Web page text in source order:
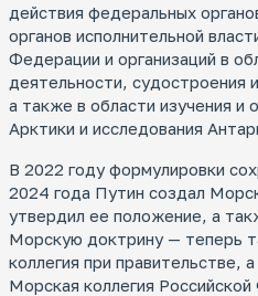
действия федеральных
органов исполнительной
Федерации и организаций в
деятельности, судостроения
а также в области изучения и
Арктики и исследования
В 2022 году формулировки
2024 года Путин создал
утвердил ее положение, а
Морскую доктрину — теперь
коллегия при правительстве,
Морская коллегия